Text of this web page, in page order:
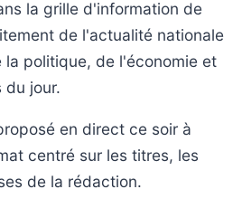
la grille d'information de
de l'actualité nationale
la politique, de l'économie et
du jour.
en direct ce soir à
centré sur les titres, les
de la rédaction.